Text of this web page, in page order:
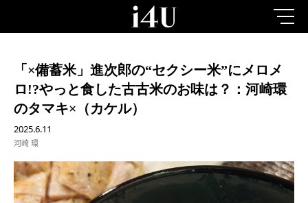
「×備蓄米」進次郎の“セクシー米”にメロメ
ロ!?やっと食した古古米のお味は？：河崎環
のタマキ×（カケル）
2025.6.11
河崎 環